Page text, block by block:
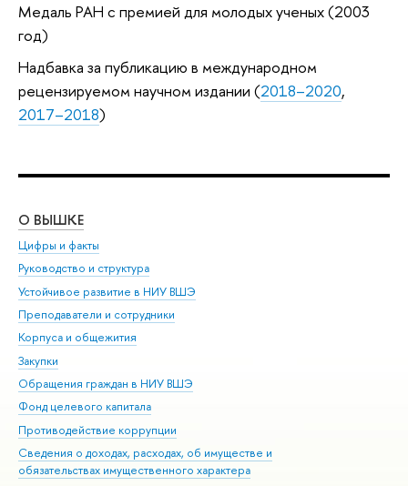
Медаль РАН с премией для молодых ученых (2003
год)
Надбавка за публикацию в международном
рецензируемом научном издании (2018–2020,
2017–2018)
О ВЫШКЕ
Цифры и факты
Руководство и структура
Устойчивое развитие в НИУ ВШЭ
Преподаватели и сотрудники
Корпуса и общежития
Закупки
Обращения граждан в НИУ ВШЭ
Фонд целевого капитала
Противодействие коррупции
Сведения о доходах, расходах, об имуществе и
обязательствах имущественного характера